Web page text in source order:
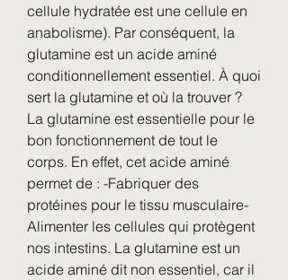
cellule hydratée est une cellule en
anabolisme). Par conséquent, la
glutamine est un acide aminé
conditionnellement essentiel. À quoi
sert la glutamine et où la trouver ?
La glutamine est essentielle pour le
bon fonctionnement de tout le
corps. En effet, cet acide aminé
permet de : -Fabriquer des
protéines pour le tissu musculaire-
Alimenter les cellules qui protègent
nos intestins. La glutamine est un
acide aminé dit non essentiel, car il